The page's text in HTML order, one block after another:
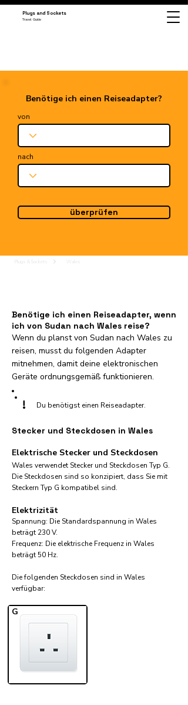
Plugs and Sockets
Travel Guide
Benötige ich einen Reiseadapter?
von
nach
überprüfen
Benötige ich einen Reiseadapter, wenn
ich von Sudan nach Wales reise?
Wenn du planst von Sudan nach Wales zu
reisen, musst du folgenden Adapter
mitnehmen, damit deine elektronischen
Geräte ordnungsgemäß funktionieren.
! Du benötigst einen Reiseadapter.
Stecker und Steckdosen in Wales
Elektrische Stecker und Steckdosen
Wales verwendet Stecker und Steckdosen Typ G.
Die Steckdosen sind so konzipiert, dass Sie mit
Steckern Typ G kompatibel sind.
Elektrizität
Spannung: Die Standardspannung in Wales
beträgt 230 V.
Frequenz: Die elektrische Frequenz in Wales
beträgt 50 Hz.
Die folgenden Steckdosen sind in Wales
verfügbar:​
G